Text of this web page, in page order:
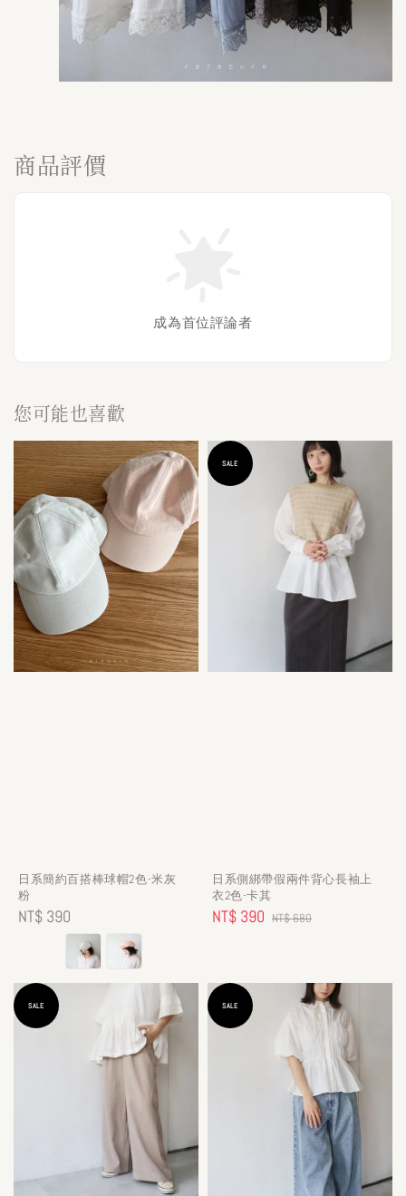
商品評價
成為首位評論者
您可能也喜歡
日系簡約百搭棒球帽2色-米灰
粉
Regular
NT$ 390
SALE
日系側綁帶假兩件背心長袖上
衣2色-卡其
Sale
NT$ 390 Regular
NT$ 680
SALE SALE